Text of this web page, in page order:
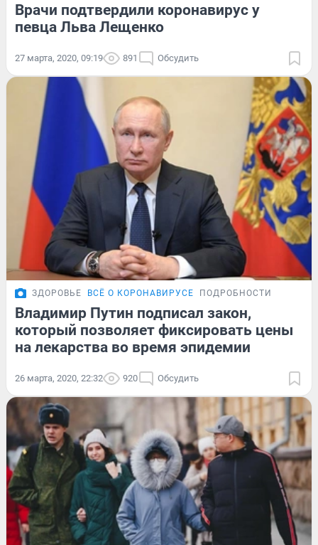
Врачи подтвердили коронавирус у
певца Льва Лещенко
27 марта, 2020, 09:19 891 Обсудить
ЗДОРОВЬЕ ВСЁ О КОРОНАВИРУСЕ ПОДРОБНОСТИ
Владимир Путин подписал закон,
который позволяет фиксировать цены
на лекарства во время эпидемии
26 марта, 2020, 22:32 920 Обсудить